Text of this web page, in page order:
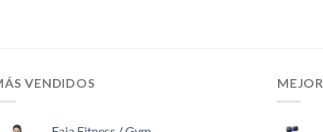
VENDIDOS